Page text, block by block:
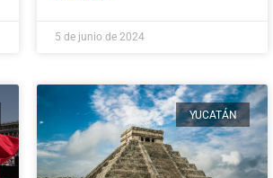
5 de junio de 2024
YUCATÁN